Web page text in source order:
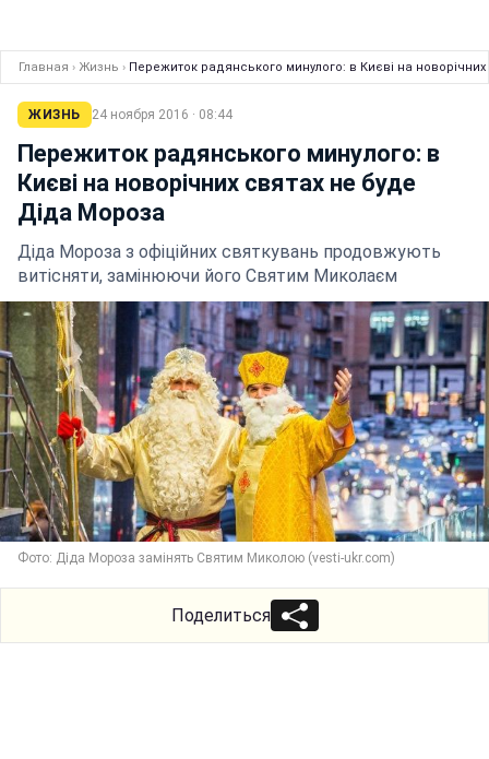
Главная › Жизнь › Пережиток радянського минулого: в Києві на
ЖИЗНЬ 24 ноября 2016 · 08:44
Пережиток радянського минулого: в
Києві на новорічних святах не буде
Діда Мороза
Діда Мороза з офіційних святкувань продовжують
витісняти, замінюючи його Святим Миколаєм
Фото: Діда Мороза замінять Святим Миколою (vesti-ukr.com)
Поделиться